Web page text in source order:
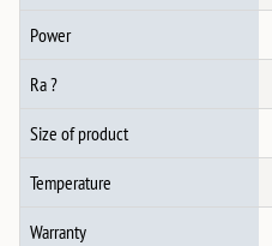
Power
Ra ?
Size of product
Temperature
Warranty